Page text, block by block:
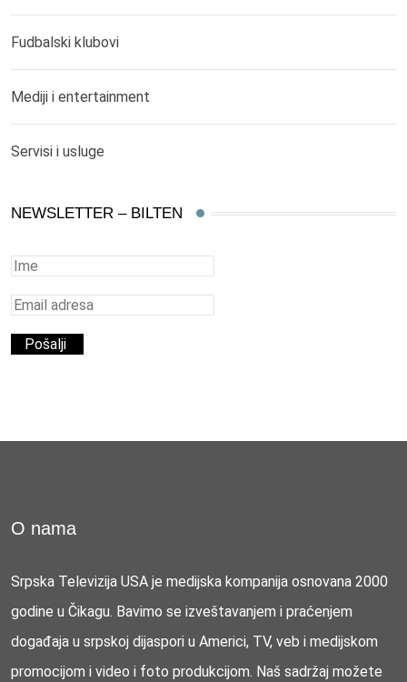
Fudbalski klubovi
Mediji i entertainment
Servisi i usluge
NEWSLETTER – BILTEN
O nama
Srpska Televizija USA je medijska kompanija osnovana 2000
godine u Čikagu. Bavimo se izveštavanjem i praćenjem
događaja u srpskoj dijaspori u Americi, TV, veb i medijskom
promocijom i video i foto produkcijom. Naš sadržaj možete